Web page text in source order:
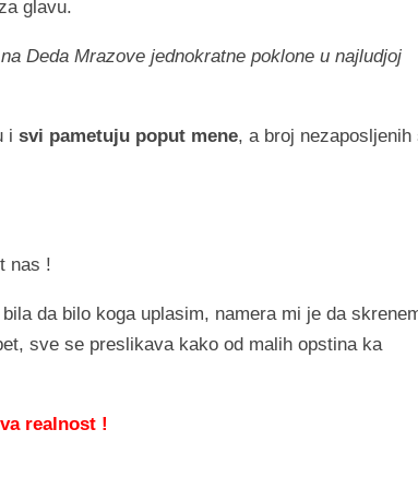
glavu.
Deda Mrazove jednokratne poklone u najludjoj
i svi pametuju poput mene, a broj nezaposljenih
nas !
da bilo koga uplasim, namera mi je da
sve se preslikava kako od malih opstina ka
realnost !